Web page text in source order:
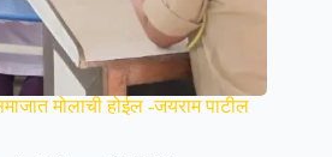
मोलाची होईल -जयराम पाटील